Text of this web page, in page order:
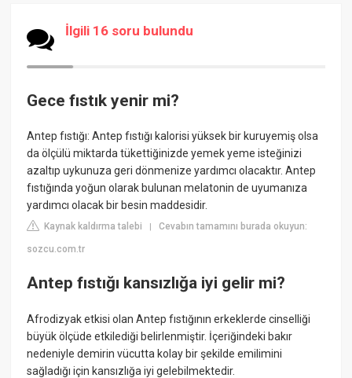
İlgili 16 soru bulundu
Gece fıstık yenir mi?
Antep fıstığı: Antep fıstığı kalorisi yüksek bir kuruyemiş olsa
da ölçülü miktarda tükettiğinizde yemek yeme isteğinizi
azaltıp uykunuza geri dönmenize yardımcı olacaktır. Antep
fıstığında yoğun olarak bulunan melatonin de uyumanıza
yardımcı olacak bir besin maddesidir.
Kaynak kaldırma talebi |Cevabın tamamını burada okuyun:
sozcu.com.tr
Antep fıstığı kansızlığa iyi gelir mi?
Afrodizyak etkisi olan Antep fıstığının erkeklerde cinselliği
büyük ölçüde etkilediği belirlenmiştir. İçeriğindeki bakır
nedeniyle demirin vücutta kolay bir şekilde emilimini
sağladığı için kansızlığa iyi gelebilmektedir.